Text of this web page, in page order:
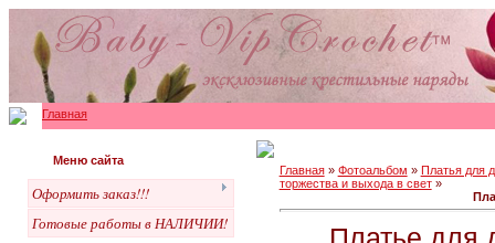
Главная
Меню сайта
Оформить заказ!!!
Готовые работы в НАЛИЧИИ!
Главная» Фотоальбом » Платья для
торжества и выхода в свет»